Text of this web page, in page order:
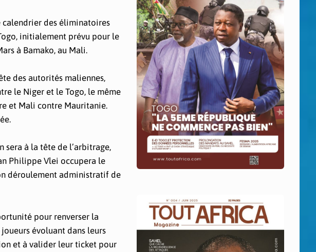
calendrier des éliminatoires
initialement prévu pour le
à Bamako, au Mali.
des autorités maliennes,
le Niger et le Togo, le même
et Mali contre Mauritanie.
à la tête de l’arbitrage,
Philippe Vlei occupera le
déroulement administratif de
pour renverser la
évoluant dans leurs
et à valider leur ticket pour